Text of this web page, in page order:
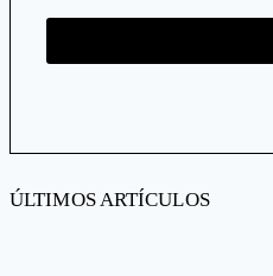
ÚLTIMOS ARTÍCULOS